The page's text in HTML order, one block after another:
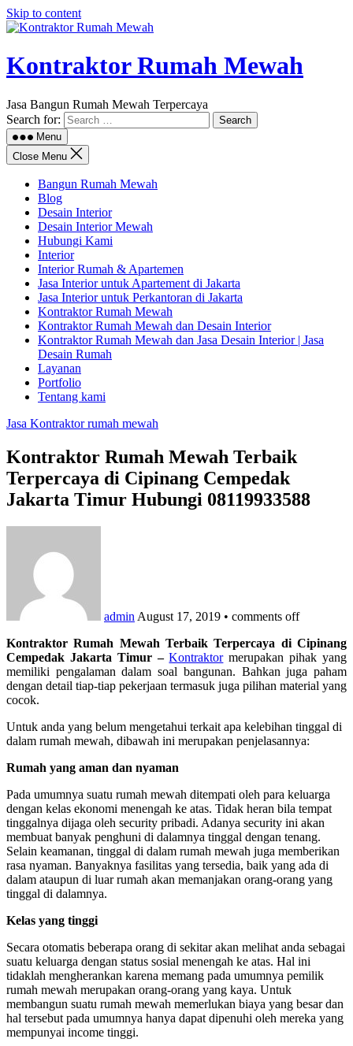
Skip to content
Kontraktor Rumah Mewah
Jasa Bangun Rumah Mewah Terpercaya
Search for:
Menu
Close Menu
Bangun Rumah Mewah
Blog
Desain Interior
Desain Interior Mewah
Hubungi Kami
Interior
Interior Rumah & Apartemen
Jasa Interior untuk Apartement di Jakarta
Jasa Interior untuk Perkantoran di Jakarta
Kontraktor Rumah Mewah
Kontraktor Rumah Mewah dan Desain Interior
Kontraktor Rumah Mewah dan Jasa Desain Interior | Jasa
Desain Rumah
Layanan
Portfolio
Tentang kami
Jasa Kontraktor rumah mewah
Kontraktor Rumah Mewah Terbaik
Terpercaya di Cipinang Cempedak
Jakarta Timur Hubungi 08119933588
admin August 17, 2019 • comments off
Kontraktor Rumah Mewah Terbaik Terpercaya di Cipinang
Cempedak Jakarta Timur –Kontraktormerupakan pihak yang
memiliki pengalaman dalam soal bangunan. Bahkan juga paham
dengan detail tiap-tiap pekerjaan termasuk juga pilihan material yang
cocok.
Untuk anda yang belum mengetahui terkait apa kelebihan tinggal di
dalam rumah mewah, dibawah ini merupakan penjelasannya:
Rumah yang aman dan nyaman
Pada umumnya suatu rumah mewah ditempati oleh para keluarga
dengan kelas ekonomi menengah ke atas. Tidak heran bila tempat
tinggalnya dijaga oleh security pribadi. Adanya security ini akan
membuat banyak penghuni di dalamnya tinggal dengan tenang.
Selain keamanan, tinggal di dalam rumah mewah juga memberikan
rasa nyaman. Banyaknya fasilitas yang tersedia, baik yang ada di
dalam ataupun di luar rumah akan memanjakan orang-orang yang
tinggal di dalamnya.
Kelas yang tinggi
Secara otomatis beberapa orang di sekitar akan melihat anda sebagai
suatu keluarga dengan status sosial menengah ke atas. Hal ini
tidaklah mengherankan karena memang pada umumnya pemilik
rumah mewah merupakan orang-orang yang kaya. Untuk
membangun suatu rumah mewah memerlukan biaya yang besar dan
hal tersebut pada umumnya hanya dapat dipenuhi oleh mereka yang
mempunyai income tinggi.